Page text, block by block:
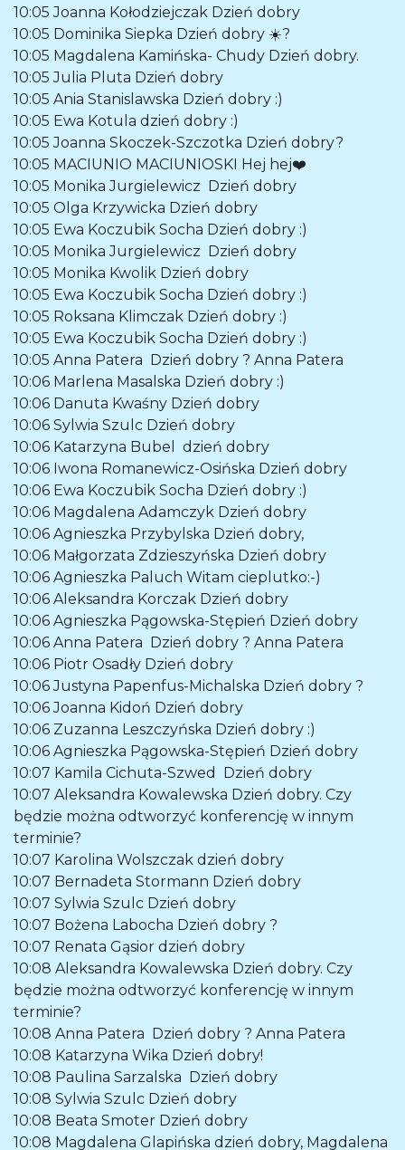
10:05 Joanna Kołodziejczak Dzień dobry
10:05 Dominika Siepka Dzień dobry ☀️?
10:05 Magdalena Kamińska- Chudy Dzień dobry.
10:05 Julia Pluta Dzień dobry
10:05 Ania Stanislawska Dzień dobry :)
10:05 Ewa Kotula dzień dobry :)
10:05 Joanna Skoczek-Szczotka Dzień dobry?
10:05 MACIUNIO MACIUNIOSKI Hej hej❤️
10:05 Monika Jurgielewicz Dzień dobry
10:05 Olga Krzywicka Dzień dobry
10:05 Ewa Koczubik Socha Dzień dobry :)
10:05 Monika Jurgielewicz Dzień dobry
10:05 Monika Kwolik Dzień dobry
10:05 Ewa Koczubik Socha Dzień dobry :)
10:05 Roksana Klimczak Dzień dobry :)
10:05 Ewa Koczubik Socha Dzień dobry :)
10:05 Anna Patera Dzień dobry ? Anna Patera
10:06 Marlena Masalska Dzień dobry :)
10:06 Danuta Kwaśny Dzień dobry
10:06 Sylwia Szulc Dzień dobry
10:06 Katarzyna Bubel
dzień dobry
10:06 Iwona Romanewicz-Osińska Dzień dobry
10:06 Ewa Koczubik Socha Dzień dobry :)
10:06 Magdalena Adamczyk Dzień dobry
10:06 Agnieszka Przybylska Dzień dobry,
10:06 Małgorzata Zdzieszyńska Dzień dobry
10:06 Agnieszka Paluch Witam cieplutko:-)
10:06 Aleksandra Korczak Dzień dobry
10:06 Agnieszka Pągowska-Stępień Dzień dobry
10:06 Anna Patera Dzień dobry ? Anna Patera
10:06 Piotr Osadły Dzień dobry
10:06 Justyna Papenfus-Michalska Dzień dobry ?
10:06 Joanna Kidoń Dzień dobry
10:06 Zuzanna Leszczyńska Dzień dobry :)
10:06 Agnieszka Pągowska-Stępień Dzień dobry
10:07 Kamila Cichuta-Szwed
Dzień dobry
10:07 Aleksandra Kowalewska Dzień dobry. Czy
będzie można odtworzyć konferencję w innym
terminie?
10:07 Karolina Wolszczak dzień dobry
10:07 Bernadeta Stormann Dzień dobry
10:07 Sylwia Szulc Dzień dobry
10:07 Bożena Labocha Dzień dobry ?
10:07 Renata Gąsior dzień dobry
10:08 Aleksandra Kowalewska Dzień dobry. Czy
będzie można odtworzyć konferencję w innym
terminie?
10:08 Anna Patera Dzień dobry ? Anna Patera
10:08 Katarzyna Wika Dzień dobry!
10:08 Paulina Sarzalska Dzień dobry
10:08 Sylwia Szulc Dzień dobry
10:08 Beata Smoter Dzień dobry
10:08 Magdalena Glapińska dzień dobry, Magdalena